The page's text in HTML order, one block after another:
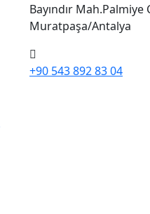
Bayındır Mah.Palmiye
Muratpaşa/Antalya
+90 543 892 83 04